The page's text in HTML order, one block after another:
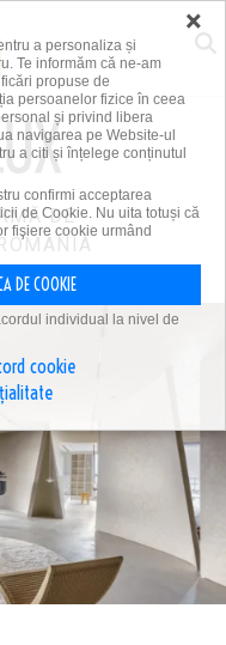
DE
×
a personaliza și
Te informăm că ne-am
propuse de
persoanelor fizice în ceea
și privind libera
navigarea pe Website-ul
a citi și înțelege conținutul
confirmi acceptarea
de Cookie. Nu uita totuși că
fişiere cookie urmând
DE COOKIE
individual la nivel de
cookie